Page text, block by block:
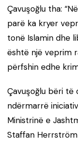
Çavuşoğlu tha:
parë ka kryer
tonë Islamin dhe
është një veprim
përfshin edhe
Çavuşoğlu bëri të
ndërmarrë
Ministrinë e
Staffan